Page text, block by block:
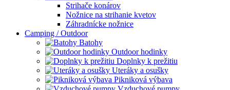
Strihače konárov
Nožnice na strihanie kvetov
Záhradnícke nožnice
Camping / Outdoor
Batohy
Outdoor hodinky
Doplnky k prežitiu
Uteráky a osušky
Pikniková výbava